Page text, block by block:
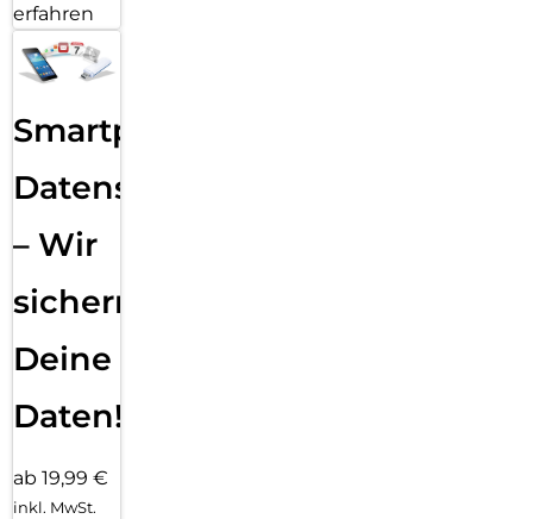
erfahren
Smartphone
Datensicherung
– Wir
sichern
Deine
Daten!
ab 19,99 €
inkl. MwSt.